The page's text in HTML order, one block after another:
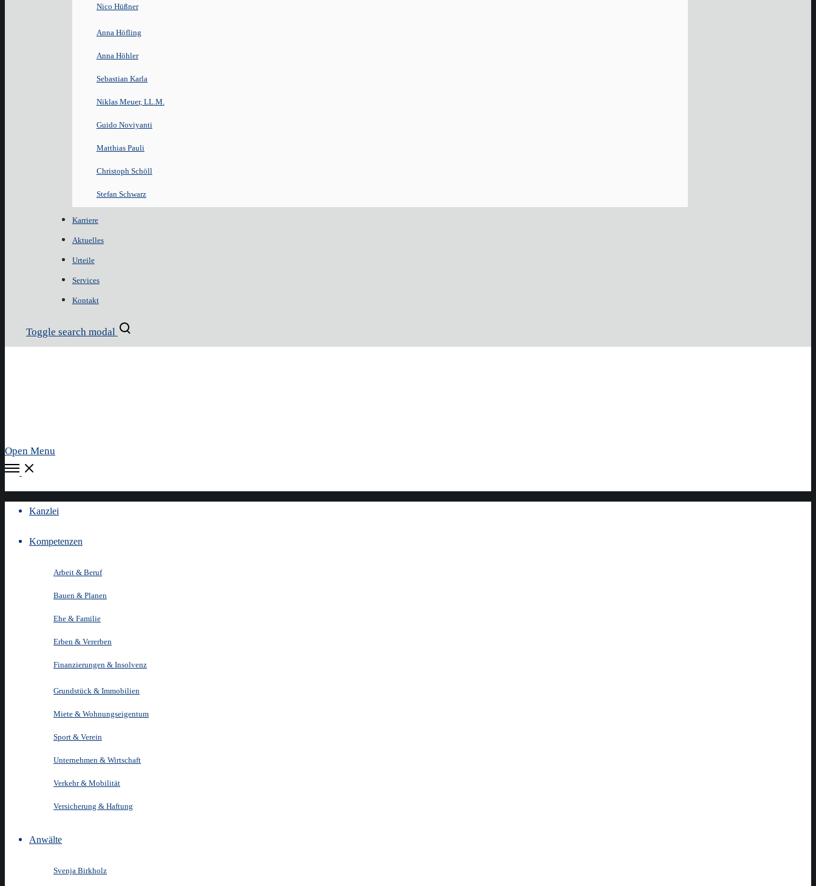
Nico Hüßner
Anna Höfling
Anna Höhler
Sebastian Karla
Niklas Meuer, LL.M.
Guido Noviyanti
Matthias Pauli
Christoph Schöll
Stefan Schwarz
Karriere
Aktuelles
Urteile
Services
Kontakt
Toggle search modal
Open Menu
Kanzlei
Kompetenzen
Arbeit & Beruf
Bauen & Planen
Ehe & Familie
Erben & Vererben
Finanzierungen & Insolvenz
Grundstück & Immobilien
Miete & Wohnungseigentum
Sport & Verein
Unternehmen & Wirtschaft
Verkehr & Mobilität
Versicherung & Haftung
Anwälte
Svenja Birkholz